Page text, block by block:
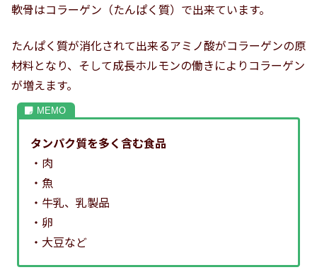
軟骨はコラーゲン（たんぱく質）で出来ています。
たんぱく質が消化されて出来るアミノ酸がコラーゲンの原
材料となり、そして成長ホルモンの働きによりコラーゲン
が増えます。
タンパク質を多く含む食品
・肉
・魚
・牛乳、乳製品
・卵
・大豆など